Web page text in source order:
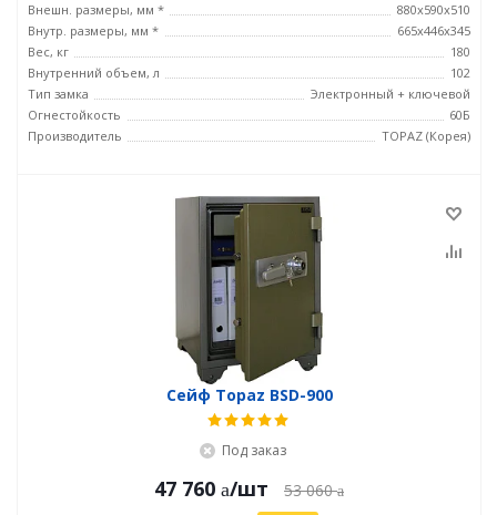
Внешн. размеры, мм *
880x590x510
Внутр. размеры, мм *
665х446х345
Вес, кг
180
Внутренний объем, л
102
Тип замка
Электронный + ключевой
Огнестойкость
60Б
Производитель
TOPAZ (Корея)
Сейф Topaz BSD-900
Под заказ
47 760 /шт 53 060